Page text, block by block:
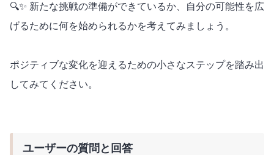
🔍✨ 新たな挑戦の準備ができているか、自分の可能性を広
げるために何を始められるかを考えてみましょう。
ポジティブな変化を迎えるための小さなステップを踏み出
してみてください。
ユーザーの質問と回答